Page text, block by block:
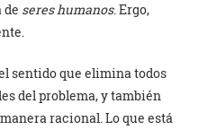
de seres humanos. Ergo,
sentido que elimina todos
del problema, y también
racional. Lo que está